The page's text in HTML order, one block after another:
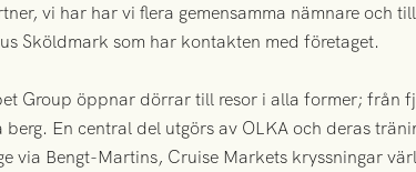
vi har har vi flera gemensamma nämnare och
Sköldmark som har kontakten med företaget.
Group öppnar dörrar till resor i alla former; från
En central del utgörs av OLKA och deras
via Bengt-Martins, Cruise Markets kryssningar